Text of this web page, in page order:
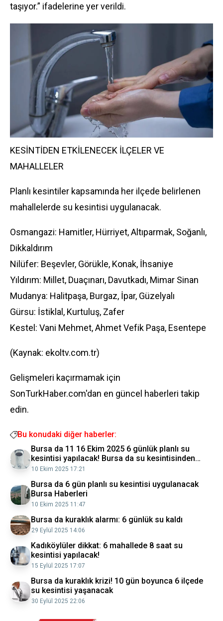
taşıyor.” ifadelerine yer verildi.
KESİNTİDEN ETKİLENECEK İLÇELER VE
MAHALLELER
Planlı kesintiler kapsamında her ilçede belirlenen
mahallelerde su kesintisi uygulanacak.
Osmangazi: Hamitler, Hürriyet, Altıparmak, Soğanlı,
Dikkaldırım
Nilüfer: Beşevler, Görükle, Konak, İhsaniye
Yıldırım: Millet, Duaçınarı, Davutkadı, Mimar Sinan
Mudanya: Halitpaşa, Burgaz, İpar, Güzelyalı
Gürsu: İstiklal, Kurtuluş, Zafer
Kestel: Vani Mehmet, Ahmet Vefik Paşa, Esentepe
(Kaynak: ekoltv.com.tr)
Gelişmeleri kaçırmamak için
SonTurkHaber.com'dan en güncel haberleri takip
edin.
Bu konudaki diğer haberler:
Bursa da 11 16 Ekim 2025 6 günlük planlı su
kesintisi yapılacak! Bursa da su kesintisinden
hangi ilçeler ve mahalleler etkilenecek?
10 Ekim 2025 17:21
Bursa da 6 gün planlı su kesintisi uygulanacak
Bursa Haberleri
10 Ekim 2025 11:47
Bursa da kuraklık alarmı: 6 günlük su kaldı
29 Eylül 2025 14:06
Kadıköylüler dikkat: 6 mahallede 8 saat su
kesintisi yapılacak!
15 Eylül 2025 17:07
Bursa da kuraklık krizi! 10 gün boyunca 6 ilçede
su kesintisi yaşanacak
30 Eylül 2025 22:06